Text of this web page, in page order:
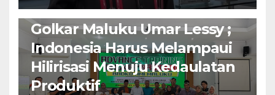
Isi Materi LK-III HMI, Ketua
Golkar Maluku Umar Lessy ;
Indonesia Harus Melampaui
Hilirisasi Menuju Kedaulatan
Produktif